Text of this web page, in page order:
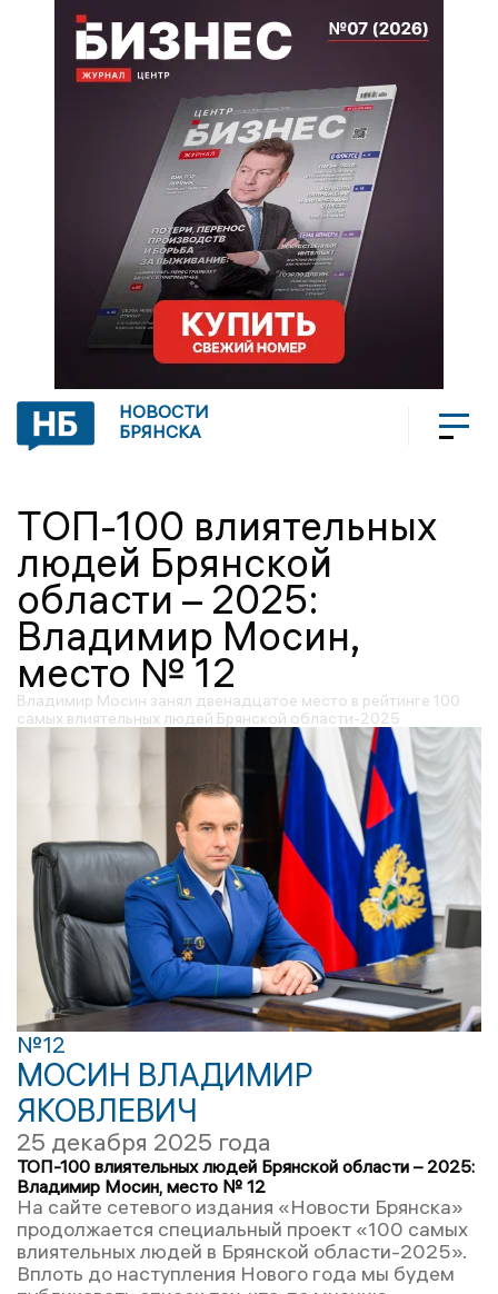
НОВОСТИ
БРЯНСКА
ТОП-100 влиятельных
людей Брянской
области – 2025:
Владимир Мосин,
место № 12
Владимир Мосин занял двенадцатое место в рейтинге 100
самых влиятельных людей Брянской области-2025
№12
МОСИН ВЛАДИМИР
ЯКОВЛЕВИЧ
25 декабря 2025 года
ТОП-100 влиятельных людей Брянской области – 2025:
Владимир Мосин, место № 12
На сайте сетевого издания «Новости Брянска»
продолжается специальный проект «100 самых
влиятельных людей в Брянской области-2025».
Вплоть до наступления Нового года мы будем